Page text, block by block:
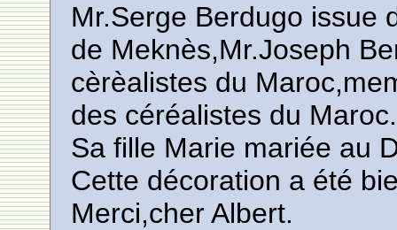
Mr.Serge Berdugo issue
de Meknès,Mr.Joseph
cèrèalistes du
des céréalistes du Maroc.
Sa fille Marie mariée au
Cette décoration a été
Merci,cher Albert.